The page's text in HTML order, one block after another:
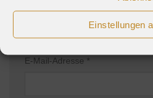
Einstellungen
E-Mail-Adresse *